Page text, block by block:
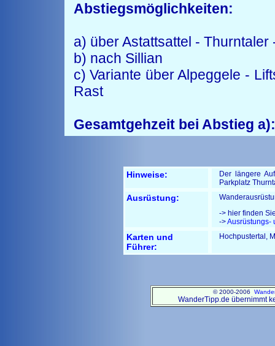
Abstiegsmöglichkeiten:
a) über Astattsattel -
b) nach Sillian
c) Variante über Alpeggele -
Rast
Gesamtgehzeit bei Abstieg
Hinweise:
Der längere
Parkplatz
Ausrüstung:
-> hier finden
->Ausrüstungs-
Karten und
Führer:
Hochpustertal,
© 2000-2006
WanderTipp.de übernimmt